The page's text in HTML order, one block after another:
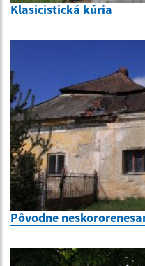
Klasicistická kúria
Pôvodne